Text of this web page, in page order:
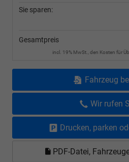
Sie sparen:
Gesamtpreis
incl. 19% MwSt., den Kosten für
Fahrzeug
Wir rufen
Drucken, parken
PDF-Datei,